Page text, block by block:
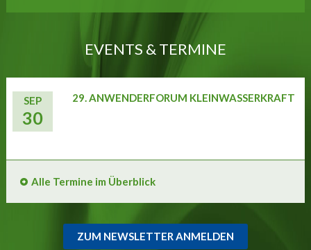
EVENTS & TERMINE
SEP
30
29. ANWENDERFORUM KLEINWASSERKRAFT
Alle Termine im Überblick
ZUM NEWSLETTER ANMELDEN